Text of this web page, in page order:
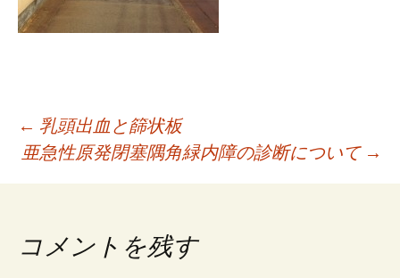
投
稿
ナ
← 乳頭出血と篩状板
亜急性原発閉塞隅角緑内障の診断について →
コメントを残す